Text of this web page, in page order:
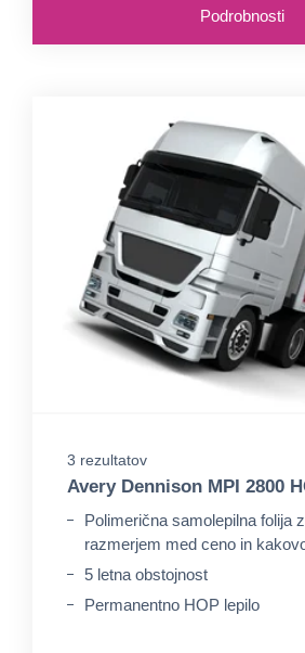
Podrobnosti
3 rezultatov
Avery Dennison MPI 2800
Polimerična samolepilna folija
razmerjem med ceno in
5 letna obstojnost
Permanentno HOP lepilo